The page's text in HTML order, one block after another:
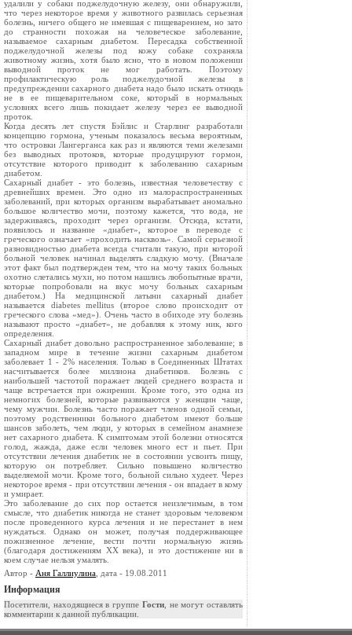
удалили у собаки поджелудочную железу, они обнаружили,
что через некоторое время у животного развилась серьезная
болезнь, ничего общего не имевшая с пищеварением, но зато
до странности похожая на человеческое заболевание,
называемое сахарным диабетом. Пересадка собственной
поджелудочной железы под кожу собаке сохраняла
животному жизнь, хотя было ясно, что в новом положении
выводной проток не мог работать. Поэтому
профилактическую роль поджелудочной железы в
предупреждении сахарного диабета надо было искать отнюдь
не в ее пищеварительном соке, который в нормальных
условиях всего лишь покидает железу через ее выводной
проток.
Когда десять лет спустя Бэйлис и Старлинг разработали
концепцию гормона, ученым показалось весьма вероятным,
что островки Лангерганса как раз и являются теми железами
без выводных протоков, которые продуцируют гормон,
отсутствие которого приводит к заболеванию сахарным
диабетом.
Сахарный диабет - это болезнь, известная человечеству с
древнейших времен. Это одно из малораспространенных
заболеваний, при которых организм вырабатывает аномально
большое количество мочи, поэтому кажется, что вода, не
задерживаясь, проходит через организм. Отсюда, кстати,
появилось и название «диабет», которое в переводе с
греческого означает «проходить насквозь». Самой серьезной
разновидностью диабета всегда считали такую, при которой
больной человек начинал выделять сладкую мочу. (Вначале
этот факт был подтвержден тем, что на мочу таких больных
охотно слетались мухи, но потом нашлись любопытные врачи,
которые попробовали на вкус мочу больных сахарным
диабетом.) На медицинской латыни сахарный диабет
называется diabetes mellitus (второе слово происходит от
греческого слова «мед»). Очень часто в обиходе эту болезнь
называют просто «диабет», не добавляя к этому ник, кого
определения.
Сахарный диабет довольно распространенное заболевание; в
западном мире в течение жизни сахарным диабетом
заболевает 1 - 2% населения. Только в Соединенных Штатах
насчитывается более миллиона диабетиков. Болезнь с
наибольшей частотой поражает людей среднего возраста и
чаще встречается при ожирении. Кроме того, это одна из
немногих болезней, которые развиваются у женщин чаще,
чему мужчин. Болезнь часто поражает членов одной семьи,
поэтому родственники больного диабетом имеют больше
шансов заболеть, чем люди, у которых в семейном анамнезе
нет сахарного диабета. К симптомам этой болезни относятся
голод, жажда, даже если человек много ест и пьет. При
отсутствии лечения диабетик не в состоянии усвоить пищу,
которую он потребляет. Сильно повышено количество
выделяемой мочи. Кроме того, больной сильно худеет. Через
некоторое время - при отсутствии лечения - он впадает в кому
и умирает.
Это заболевание до сих пор остается неизлечимым, в том
смысле, что диабетик никогда не станет здоровым человеком
после проведенного курса лечения и не перестанет в нем
нуждаться. Однако он может, получая поддерживающее
пожизненное лечение, вести почти нормальную жизнь
(благодаря достижениям XX века), и это достижение ни в
коем случае нельзя умалять.
Автор - Аня Галлиулина , дата - 19.08.2011
Информация
Посетители, находящиеся в группе Гости, не могут оставлять
комментарии к данной публикации.